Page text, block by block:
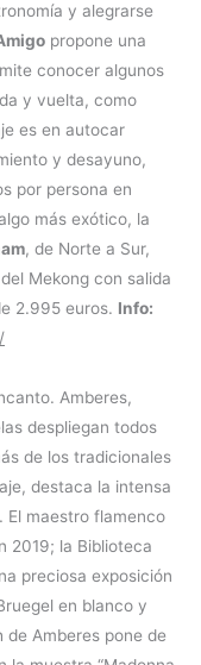
y alegrarse
propone una
conocer algunos
y vuelta, como
es en autocar
y desayuno,
por persona en
más exótico, la
, de Norte a Sur,
Mekong con salida
2.995 euros. Info:
Amberes,
despliegan todos
de los tradicionales
destaca la intensa
El maestro flamenco
2019; la Biblioteca
preciosa exposición
en blanco y
de Amberes pone de